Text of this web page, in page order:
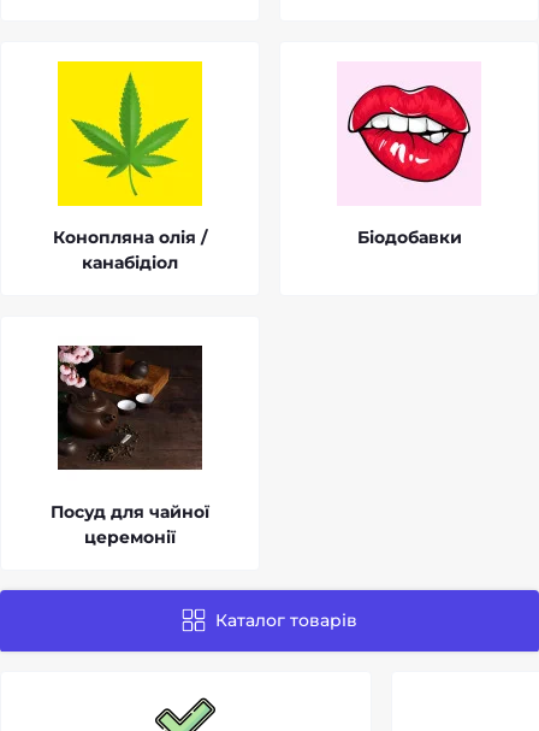
Конопляна олія /
канабідіол
Біодобавки
Посуд для чайної
церемонії
Каталог товарів